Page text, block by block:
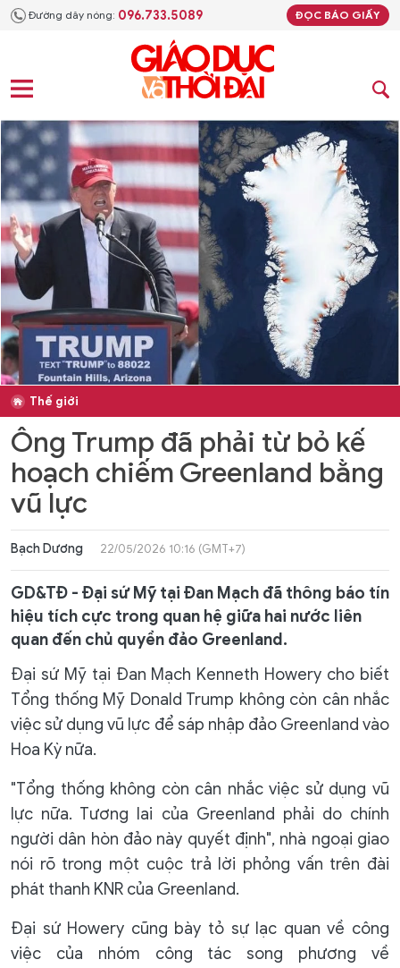
Đường dây nóng: 096.733.5089 ĐỌC BÁO GIẤY
Thế giới
Ông Trump đã phải từ bỏ kế
hoạch chiếm Greenland bằng
vũ lực
Bạch Dương 22/05/2026 10:16 (GMT+7)
GD&TĐ - Đại sứ Mỹ tại Đan Mạch đã thông báo tín
hiệu tích cực trong quan hệ giữa hai nước liên
quan đến chủ quyền đảo Greenland.
Đại sứ Mỹ tại Đan Mạch Kenneth Howery cho biết
Tổng thống Mỹ Donald Trump không còn cân nhắc
việc sử dụng vũ lực để sáp nhập đảo Greenland vào
Hoa Kỳ nữa.
"Tổng thống không còn cân nhắc việc sử dụng vũ
lực nữa. Tương lai của Greenland phải do chính
người dân hòn đảo này quyết định", nhà ngoại giao
nói rõ trong một cuộc trả lời phỏng vấn trên đài
phát thanh KNR của Greenland.
Đại sứ Howery cũng bày tỏ sự lạc quan về công
việc của nhóm công tác song phương về